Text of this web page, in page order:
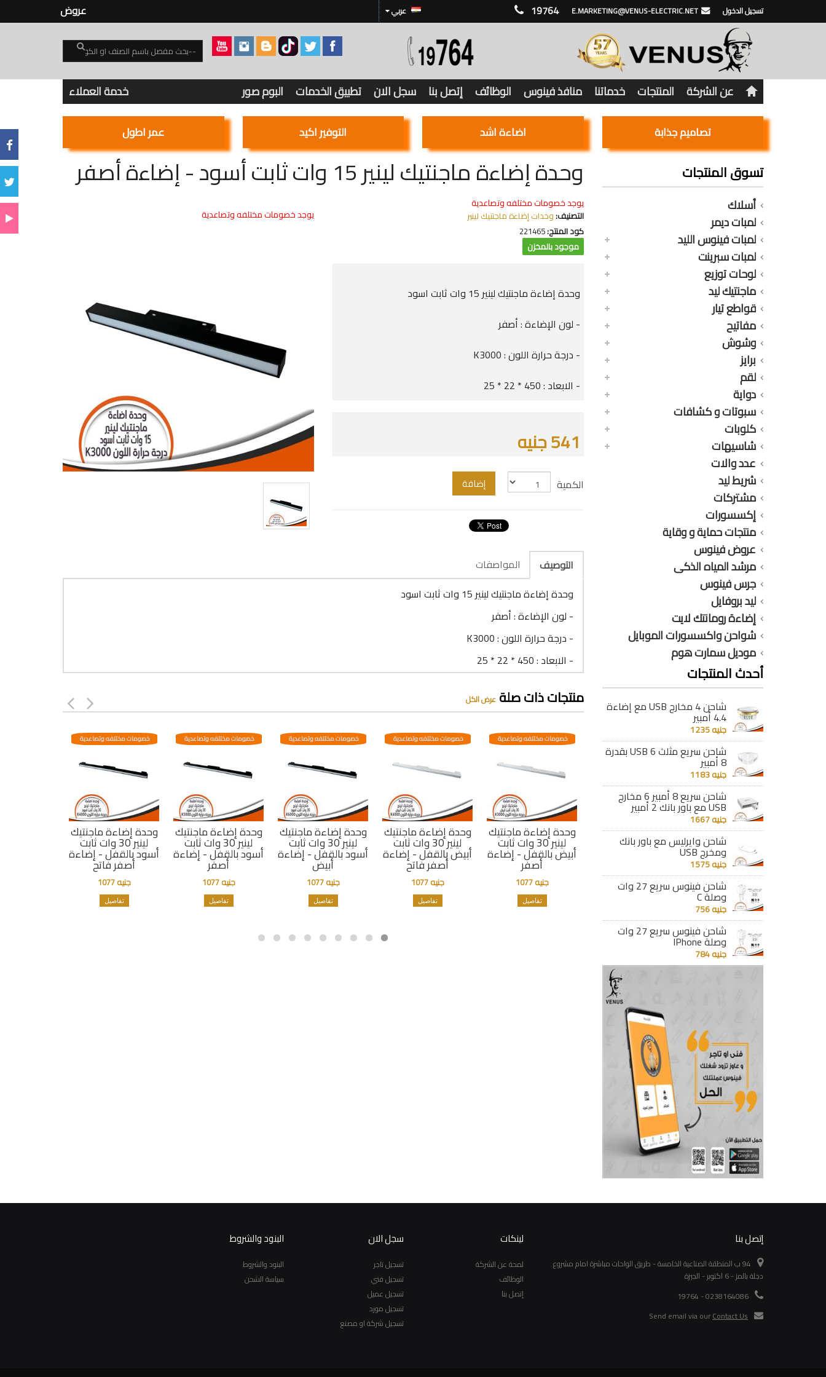
19764 E.MARKETING@VENUS-ELECTRIC.NET تسجيل الدخول عربي عروض
عن الشركة المنتجات خدماتنا منافذ فينوس الوظائف إتصل بنا سجل الان تطبيق الخدمات البوم صور خدمة العملاء
تصاميم جذابة اضاءة اشد التوفير اكيد عمر اطول
تسوق المنتجات
أسلاك
لمبات ديمر
لمبات فينوس الليد
لمبات سبرينت
لوحات توزيع
ماجنتيك ليد
قواطع تيار
مفاتيح
وشوش
برايز
لقم
دواية
سبوتات و كشافات
كلوبات
شاسيهات
عدد والات
شريط ليد
مشتركات
إكسسورات
منتجات حماية و وقاية
عروض فينوس
مرشد المياه الذكى
جرس فينوس
ليد بروفايل
إضاءة رومانتك لايت
شواحن واكسسورات الموبايل
موديل سمارت هوم
أحدث المنتجات
شاحن 4 مخارج USB مع إضاءة
4.4 أمبير
جنيه 1235
شاحن سريع مثلث 6 USB بقدرة
8 أمبير
جنيه 1183
شاحن سريع 8 أمبير 6 مخارج
USB مع باور بانك 2 أمبير
جنيه 1667
شاحن وايرليس مع باور بانك
ومخرج USB
جنيه 1575
شاحن فينوس سريع 27 وات
وصلة C
جنيه 756
شاحن فينوس سريع 27 وات
وصلة IPhone
جنيه 784
وحدة إضاءة ماجنتيك لينير 15 وات ثابت أسود - إضاءة أصفر
يوجد خصومات مختلفه وتصاعدية
التصنيف:وحدات إضاءة ماجنتيك لينير
كود المنتج:221465
موجود بالمخزن
وحدة إضاءة ماجنتيك لينير 15 وات ثابت اسود
- لون الإضاءة : أصفر
- درجة حرارة اللون : K3000
- الابعاد : 450 * 22 * 25
541 جنيه
الكمية إضافة
يوجد خصومات مختلفه وتصاعدية
التوصيف
المواصفات
وحدة إضاءة ماجنتيك لينير 15 وات ثابت اسود
- لون الإضاءة : أصفر
- درجة حرارة اللون : K3000
- الابعاد : 450 * 22 * 25
منتجات ذات صلةعرض الكل
وحدة إضاءة ماجنتيك
لينير 30 وات ثابت
أسود بالقفل - إضاءة
أصفر فاتح
خصومات مختلفه وتصاعدية
جنيه 1077
تفاصيل
وحدة إضاءة ماجنتيك
لينير 30 وات ثابت
أسود بالقفل - إضاءة
أصفر
خصومات مختلفه وتصاعدية
جنيه 1077
تفاصيل
وحدة إضاءة ماجنتيك
لينير 30 وات ثابت
أسود بالقفل - إضاءة
أبيض
خصومات مختلفه وتصاعدية
جنيه 1077
تفاصيل
وحدة إضاءة ماجنتيك
لينير 30 وات ثابت
أبيض بالقفل - إضاءة
أصفر فاتح
خصومات مختلفه وتصاعدية
جنيه 1077
تفاصيل
وحدة إضاءة ماجنتيك
لينير 30 وات ثابت
أبيض بالقفل - إضاءة
أصفر
خصومات مختلفه وتصاعدية
جنيه 1077
تفاصيل
وحدة إضاءة ماجنتيك
لينير 30 وات ثابت
أبيض بالقفل - إضاءة
خصومات مختلفه وتصاعدية
جنيه 1077
وحدة إضاءة ماجنتيك
لينير 20 وات ثابت
أسود بالقفل - إضاءة
أصفر فاتح
خصومات مختلفه وتصاعدية
جنيه 719
تفاصيل
إتصل بنا
94 ب المنطقة الصناعية الخامسة - طريق الواحات مباشرة امام مشروع
دجلة بالمز - 6 اكتوبر - الجيزة
0238164086 - 19764
Send email via ourContact Us
لينكات
لمحة عن الشركة
الوظائف
إتصل بنا
سجل الان
تسجيل تاجر
تسجيل فني
تسجيل عميل
تسجيل مورد
تسجيل شركة او مصنع
البنود والشروط
البنود والشروط
سياسة الشحن